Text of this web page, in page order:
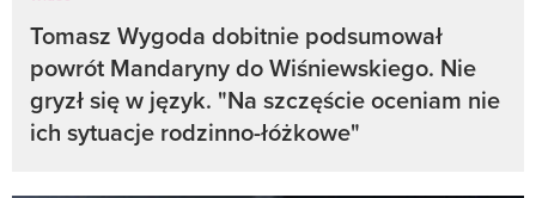
Tomasz Wygoda dobitnie podsumował
powrót Mandaryny do Wiśniewskiego. Nie
gryzł się w język. "Na szczęście oceniam nie
ich sytuacje rodzinno-łóżkowe"